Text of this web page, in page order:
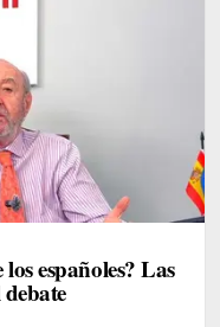
españoles? Las